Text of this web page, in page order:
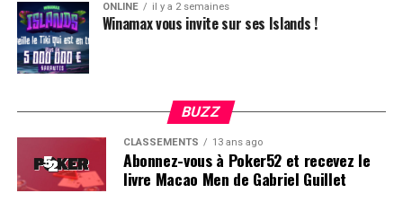
ONLINE il y a 2 semaines
Winamax vous invite sur ses Islands !
BUZZ
CLASSEMENTS 13 ans ago
Abonnez-vous à Poker52 et recevez le
livre Macao Men de Gabriel Guillet